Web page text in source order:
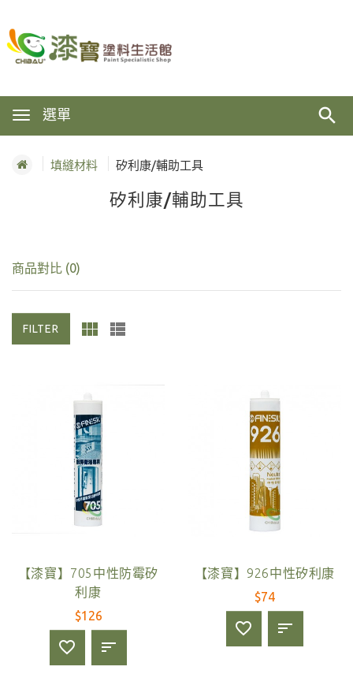
選單
填縫材料 矽利康/輔助工具
矽利康/輔助工具
商品對比 (0)
FILTER
【漆寶】705中性防霉矽
利康
$126
【漆寶】926中性矽利康
$74